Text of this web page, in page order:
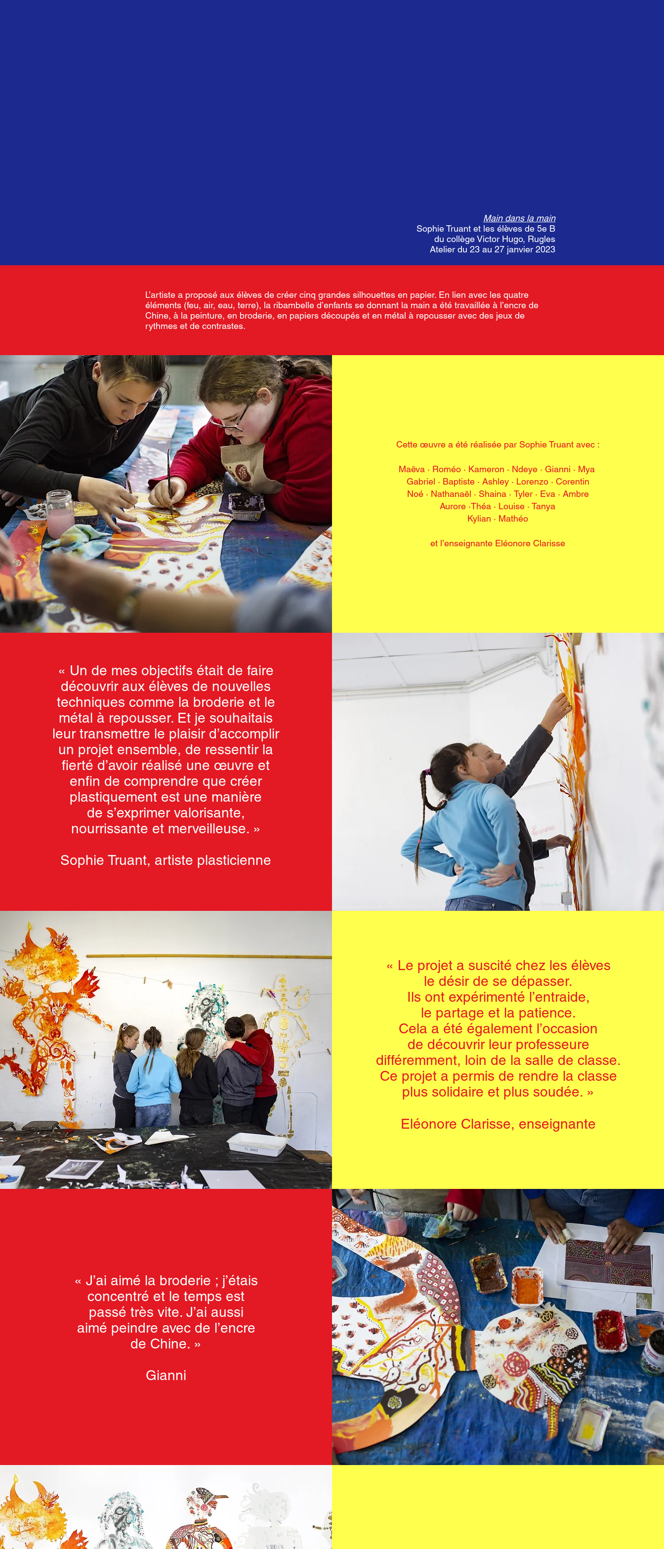
Main dans la main
Sophie Truant et les élèves de 5e B
du collège Victor Hugo, Rugles
Atelier du 23 au 27 janvier 2023
L’artiste a proposé aux élèves de créer cinq grandes silhouettes en papier. En lien avec les quatre
éléments (feu, air, eau, terre), la ribambelle d’enfants se donnant la main a été travaillée à l’encre de
Chine, à la peinture, en broderie, en papiers découpés et en métal à repousser avec des jeux de
rythmes et de contrastes.
Cette œuvre a été réalisée par Sophie Truant avec :
Maëva · Roméo · Kameron · Ndeye · Gianni · Mya
Gabriel · Baptiste · Ashley · Lorenzo · Corentin
Noé · Nathanaël · Shaina · Tyler · Eva · Ambre
Aurore ·Théa · Louise · Tanya
Kylian · Mathéo
et l’enseignante Eléonore Clarisse
« Un de mes objectifs était de faire
découvrir aux élèves de nouvelles
techniques comme la broderie et le
métal à repousser. Et je souhaitais
leur transmettre le plaisir d’accomplir
un projet ensemble, de ressentir la
fierté d’avoir réalisé une œuvre et
enfin de comprendre que créer
plastiquement est une manière
de s’exprimer valorisante,
nourrissante et merveilleuse. »
Sophie Truant, artiste plasticienne
« Le projet a suscité chez les élèves
le désir de se dépasser.
Ils ont expérimenté l’entraide,
le partage et la patience.
Cela a été également l’occasion
de découvrir leur professeure
différemment, loin de la salle de classe.
Ce projet a permis de rendre la classe
plus solidaire et plus soudée. »
Eléonore Clarisse, enseignante
« J’ai aimé la broderie ; j’étais
concentré et le temps est
passé très vite. J’ai aussi
aimé peindre avec de l’encre
de Chine. »
Gianni